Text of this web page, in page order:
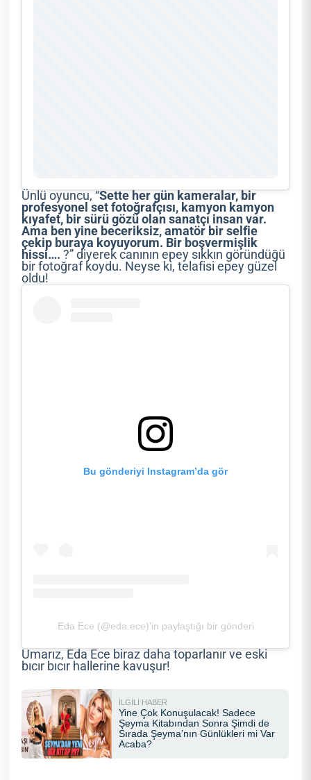
Ünlü oyuncu, “Sette her gün kameralar, bir
profesyonel set fotoğrafçısı, kamyon kamyon
kıyafet, bir sürü gözü olan sanatçı insan var.
Ama ben yine beceriksiz, amatör bir selfie
çekip buraya koyuyorum. Bir boşvermişlik
hissi….?” diyerek canının epey sıkkın göründüğü
bir fotoğraf koydu. Neyse ki, telafisi epey güzel
oldu!
Bu gönderiyi Instagram’da gör
Eda Ece (@eda.ece)’in paylaştığı bir gönderi
Umarız, Eda Ece biraz daha toparlanır ve eski
bıcır bıcır hallerine kavuşur!